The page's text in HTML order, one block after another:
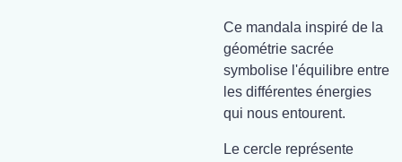
Ce mandala inspiré de la
géométrie sacrée
symbolise l'équilibre entre
les différentes énergies
qui nous entourent.
Le cercle représente